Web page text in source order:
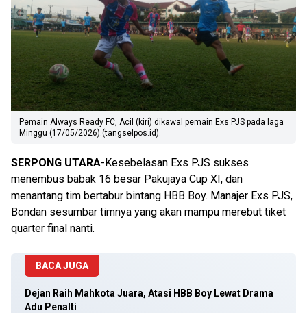
Pemain Always Ready FC, Acil (kiri) dikawal pemain Exs PJS pada laga
Minggu (17/05/2026).(tangselpos.id).
SERPONG UTARA-Kesebelasan Exs PJS sukses
menembus babak 16 besar Pakujaya Cup XI, dan
menantang tim bertabur bintang HBB Boy. Manajer Exs PJS,
Bondan sesumbar timnya yang akan mampu merebut tiket
quarter final nanti.
BACA JUGA
Dejan Raih Mahkota Juara, Atasi HBB Boy Lewat Drama
Adu Penalti